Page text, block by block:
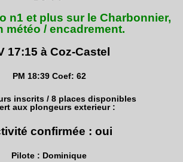
n1 et plus sur le Charbonnier,
météo / encadrement.
17:15 à Coz-Castel
PM 18:39 Coef: 62
inscrits / 8 places disponibles
aux plongeurs exterieur :
confirmée : oui
Pilote : Dominique